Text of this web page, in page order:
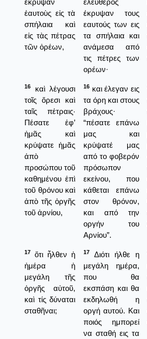
ἔκρυψαν
ἑαυτοὺς εἰς τὰ
σπήλαια καὶ
εἰς τὰς πέτρας
τῶν ὀρέων,
ελεύθερος
έκρυψαν τους
εαυτούς των εις
τα σπήλαια και
ανάμεσα από
τις πέτρες των
ορέων·
16
καὶ λέγουσι
τοῖς ὄρεσι καὶ
ταῖς πέτραις·
Πέσατε ἐφ’
ἡμᾶς καὶ
κρύψατε ἡμᾶς
ἀπὸ
προσώπου τοῦ
καθημένου ἐπὶ
τοῦ θρόνου καὶ
ἀπὸ τῆς ὀργῆς
τοῦ ἀρνίου,
16 και έλεγαν εις
τα όρη και στους
βράχους·
“πέσατε επάνω
μας και
κρύψατέ μας
από το φοβερόν
πρόσωπον
εκείνου, που
κάθεται επάνω
στον θρόνον,
και από την
οργήν του
Αρνίου”.
17
ὅτι ἦλθεν ἡ
ἡμέρα ἡ
μεγάλη τῆς
ὀργῆς αὐτοῦ,
καὶ τίς δύναται
σταθῆναι;
17
Διότι ήλθε η
μεγάλη ημέρα,
που θα
εκσπάση και θα
εκδηλωθή η
οργή αυτού. Και
ποιός ημπορεί
να σταθή εις τα